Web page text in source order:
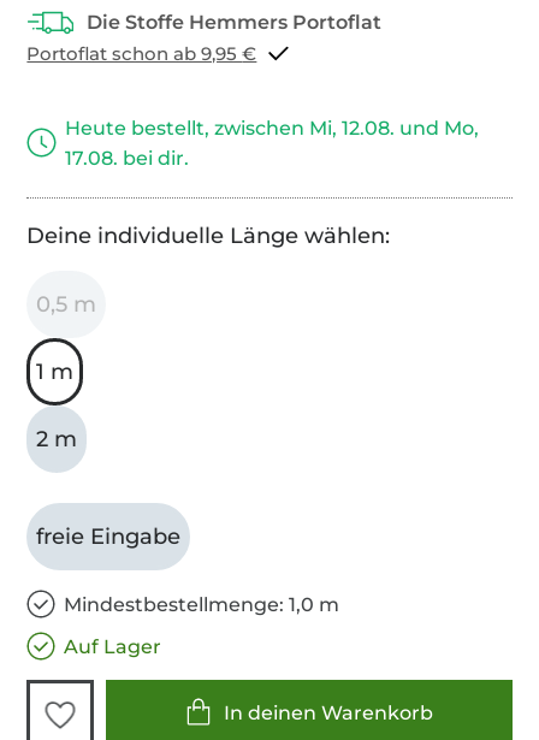
Portoflat schon ab 9,95 €
Heute bestellt, zwischen Mi, 12.08. und Mo,
17.08. bei dir.
Deine individuelle Länge wählen:
0,5 m
1 m
2 m
freie Eingabe
Mindestbestellmenge: 1,0 m
Auf Lager
In deinen Warenkorb